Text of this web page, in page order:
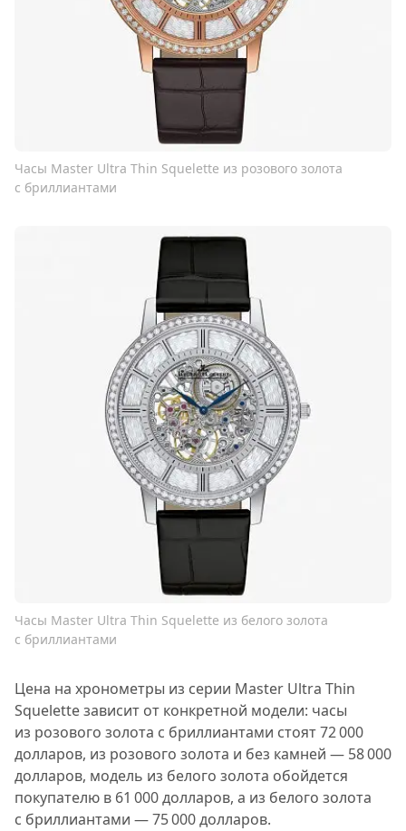
Часы Master Ultra Thin Squelette из розового золота
с бриллиантами
Часы Master Ultra Thin Squelette из белого золота
с бриллиантами
Цена на хронометры из серии Master Ultra Thin
Squelette зависит от конкретной модели: часы
из розового золота с бриллиантами стоят 72 000
долларов, из розового золота и без камней — 58 000
долларов, модель из белого золота обойдется
покупателю в 61 000 долларов, а из белого золота
с бриллиантами — 75 000 долларов.